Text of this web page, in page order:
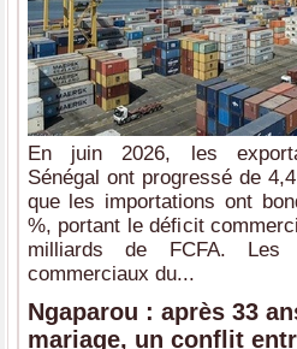
En juin 2026, les
Sénégal ont progressé de
que les importations ont
%, portant le déficit
milliards de FCFA. Les
commerciaux du...
Ngaparou : après 33
mariage, un conflit